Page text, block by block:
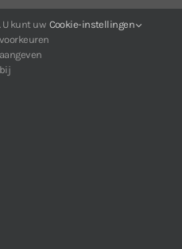
V7.1.0
V4.8.1
. U kunt uw
voorkeuren
aangeven
bij
Cookie-instellingen